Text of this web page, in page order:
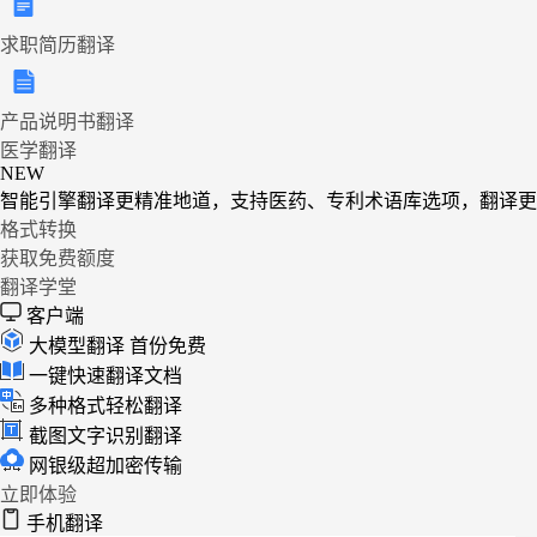
求职简历翻译
产品说明书翻译
医学翻译
NEW
智能引擎翻译更精准地道，支持医药、专利术语库选项，翻译
格式转换
获取免费额度
翻译学堂
客户端
大模型翻译 首份免费
一键快速翻译文档
多种格式轻松翻译
截图文字识别翻译
网银级超加密传输
立即体验
手机翻译